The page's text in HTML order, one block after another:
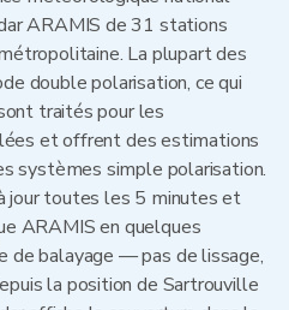
ARAMIS de 31 stations
La plupart des
double polarisation, ce qui
traités pour les
et offrent des estimations
systèmes simple polarisation.
jour toutes les 5 minutes et
ARAMIS en quelques
de balayage — pas de lissage,
la position de Sartrouville